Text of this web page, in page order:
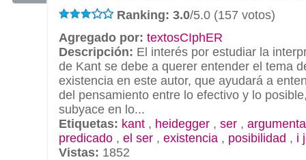
Ranking: 3.0/5.0 (157 votos)
Agregado por: textosCIphER
Descripción: El interés por estudiar la
de Kant se debe a querer entender el tema
existencia en este autor, que ayudará a
del pensamiento entre lo efectivo y lo
subyace en lo...
Etiquetas: kant , heidegger , ser ,
predicado , el ser , existencia , posibilidad , i
Vistas: 1852